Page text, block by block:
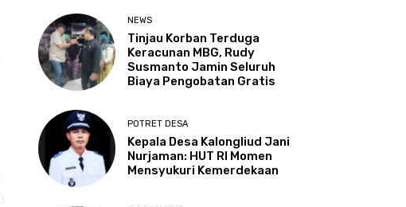
NEWS
Tinjau Korban Terduga
Keracunan MBG, Rudy
Susmanto Jamin Seluruh
Biaya Pengobatan Gratis
POTRET DESA
Kepala Desa Kalongliud Jani
Nurjaman: HUT RI Momen
Mensyukuri Kemerdekaan